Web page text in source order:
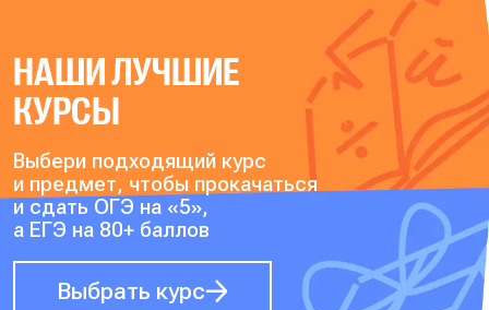
НАШИ ЛУЧШИЕ
КУРСЫ
Выбери подходящий курс
и предмет, чтобы прокачаться
и сдать ОГЭ на «5»,
а ЕГЭ на 80+ баллов
Выбрать курс